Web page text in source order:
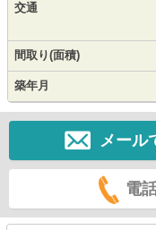
交通
間取り(面積)
築年月
メール
電